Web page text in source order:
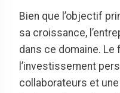
Bien que l’objectif
sa croissance,
dans ce domaine. Le
l’investissement
collaborateurs et